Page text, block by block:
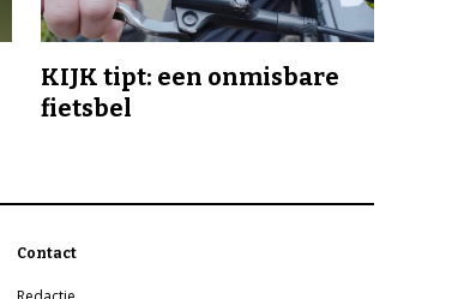
KIJK tipt: een onmisbare
fietsbel
Contact